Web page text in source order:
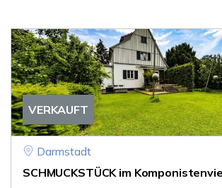
VERKAUFT
Darmstadt
SCHMUCKSTÜCK im